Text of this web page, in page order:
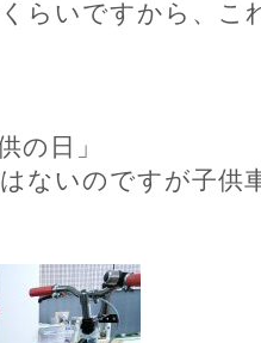
らいですから、こ
の日」
ないのですが子供